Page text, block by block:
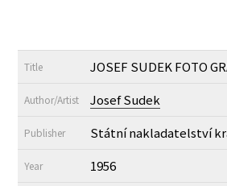
Title JOSEF SUDEK FOTO
Author/Artist Josef Sudek
Publisher Státní nakladatelství
Year 1956